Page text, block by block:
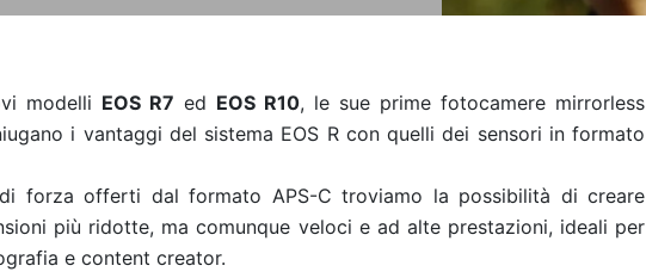
modelli EOS R7 ed EOS R10, le sue prime fotocamere mirrorless
i vantaggi del sistema EOS R con quelli dei sensori in formato
forza offerti dal formato APS-C troviamo la possibilità di creare
più ridotte, ma comunque veloci e ad alte prestazioni, ideali per
e content creator.